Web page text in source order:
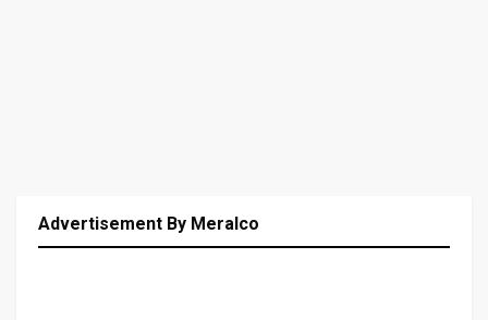
Advertisement By Meralco